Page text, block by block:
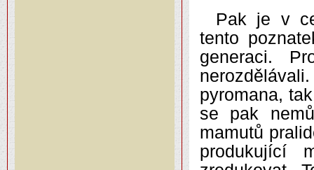
Pak je v
tento
generaci.
pyromana,
se pak
mamutů
produkující